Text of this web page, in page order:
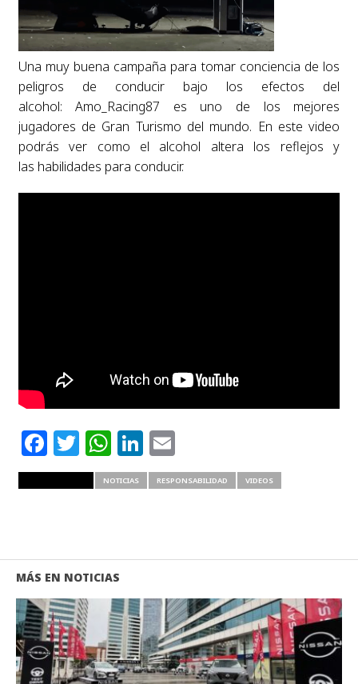
Una muy buena campaña para tomar conciencia de los
peligros de conducir bajo los efectos del
alcohol: Amo_Racing87 es uno de los mejores
jugadores de Gran Turismo del mundo. En este video
podrás ver como el alcohol altera los reflejos y
las habilidades para conducir.
Facebook
Twitter
WhatsApp
LinkedIn
Email
NOTICIAS RESPONSABILIDAD VIDEOS
MÁS EN NOTICIAS